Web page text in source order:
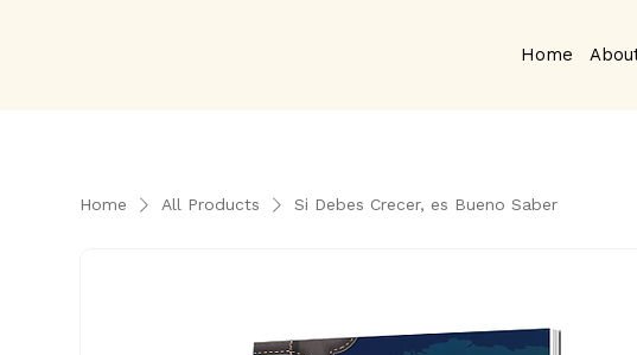
Home
Home All Products Si Debes Crecer, es Bueno Saber